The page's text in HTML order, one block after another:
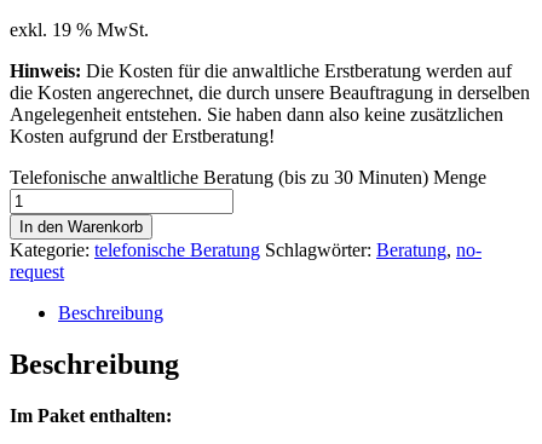
exkl. 19 % MwSt.
Hinweis: Die Kosten für die anwaltliche Erstberatung werden auf
die Kosten angerechnet, die durch unsere Beauftragung in derselben
Angelegenheit entstehen. Sie haben dann also keine zusätzlichen
Kosten aufgrund der Erstberatung!
Telefonische anwaltliche Beratung (bis zu 30 Minuten) Menge
In den Warenkorb
Kategorie: telefonische Beratung Schlagwörter: Beratung, no-
request
Beschreibung
Beschreibung
Im Paket enthalten: